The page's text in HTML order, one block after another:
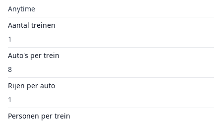
Anytime
Aantal treinen
1
Auto's per trein
8
Rijen per auto
1
Personen per trein